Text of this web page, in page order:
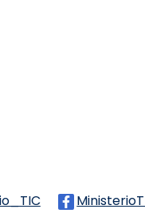
Logo Twitter